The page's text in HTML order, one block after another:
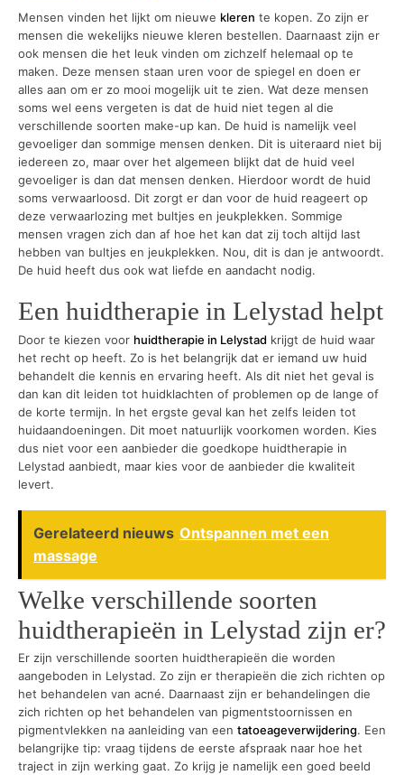
Mensen vinden het lijkt om nieuwe kleren te kopen. Zo zijn er
mensen die wekelijks nieuwe kleren bestellen. Daarnaast zijn er
ook mensen die het leuk vinden om zichzelf helemaal op te
maken. Deze mensen staan uren voor de spiegel en doen er
alles aan om er zo mooi mogelijk uit te zien. Wat deze mensen
soms wel eens vergeten is dat de huid niet tegen al die
verschillende soorten make-up kan. De huid is namelijk veel
gevoeliger dan sommige mensen denken. Dit is uiteraard niet bij
iedereen zo, maar over het algemeen blijkt dat de huid veel
gevoeliger is dan dat mensen denken. Hierdoor wordt de huid
soms verwaarloosd. Dit zorgt er dan voor de huid reageert op
deze verwaarlozing met bultjes en jeukplekken. Sommige
mensen vragen zich dan af hoe het kan dat zij toch altijd last
hebben van bultjes en jeukplekken. Nou, dit is dan je antwoordt.
De huid heeft dus ook wat liefde en aandacht nodig.
Een huidtherapie in Lelystad helpt
Door te kiezen voor huidtherapie in Lelystad krijgt de huid waar
het recht op heeft. Zo is het belangrijk dat er iemand uw huid
behandelt die kennis en ervaring heeft. Als dit niet het geval is
dan kan dit leiden tot huidklachten of problemen op de lange of
de korte termijn. In het ergste geval kan het zelfs leiden tot
huidaandoeningen. Dit moet natuurlijk voorkomen worden. Kies
dus niet voor een aanbieder die goedkope huidtherapie in
Lelystad aanbiedt, maar kies voor de aanbieder die kwaliteit
levert.
Gerelateerd nieuws Ontspannen met een
massage
Welke verschillende soorten
huidtherapieën in Lelystad zijn er?
Er zijn verschillende soorten huidtherapieën die worden
aangeboden in Lelystad. Zo zijn er therapieën die zich richten op
het behandelen van acné. Daarnaast zijn er behandelingen die
zich richten op het behandelen van pigmentstoornissen en
pigmentvlekken na aanleiding van een tatoeageverwijdering. Een
belangrijke tip: vraag tijdens de eerste afspraak naar hoe het
traject in zijn werking gaat. Zo krijg je namelijk een goed beeld